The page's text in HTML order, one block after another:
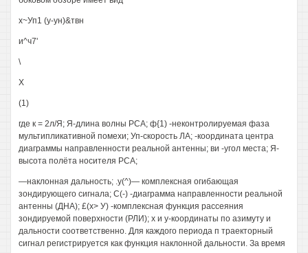
х~Уп1 (у-ун)&твн
и^ч7'
\
X
(1)
где к = 2л/Я; Я-длина волны РСА; ф{1) -неконтролируемая фаза
мультипликативной помехи; Уп-скорость ЛА; -координата центра
диаграммы направленности реальной антенны; ви -угол места; Я-
высота полёта носителя РСА;
—наклонная дальность; .у(^)— комплексная огибающая
зондирующего сигнала; С(-) -диаграмма направленности реальной
антенны (ДНА); £(х> У) -комплексная функция рассеяния
зондируемой поверхности (РЛИ); х и у-координаты по азимуту и
дальности соответственно. Для каждого периода п траекторный
сигнал регистрируется как функция наклонной дальности. За время